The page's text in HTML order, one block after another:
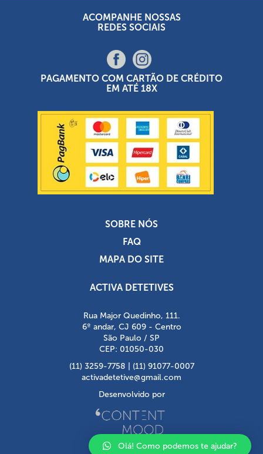
ACOMPANHE NOSSAS
REDES SOCIAIS
PAGAMENTO COM CARTÃO DE CRÉDITO
EM ATÉ 18X
SOBRE NÓS
FAQ
MAPA DO SITE
ACTIVA DETETIVES
Rua Major Quedinho, 111.
6º andar, CJ 609 - Centro
São Paulo / SP
CEP: 01050-030
(11) 3259-7758 | (11) 91077-0007
activadetetive@gmail.com
Desenvolvido por
Olá! Como podemos te ajudar?